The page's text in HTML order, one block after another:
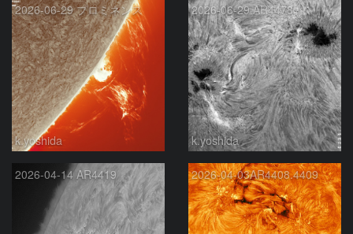
2026-06-29 プロミネンス
k.yoshida
2026-06-29 AR4478
k.yoshida
2026-04-14 AR4419 2026-04-03AR4408.4409